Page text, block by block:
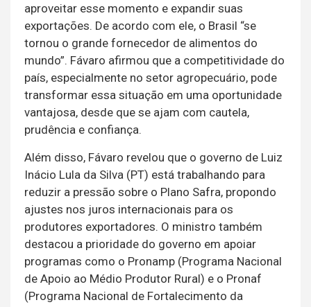
aproveitar esse momento e expandir suas
exportações. De acordo com ele, o Brasil “se
tornou o grande fornecedor de alimentos do
mundo”. Fávaro afirmou que a competitividade do
país, especialmente no setor agropecuário, pode
transformar essa situação em uma oportunidade
vantajosa, desde que se ajam com cautela,
prudência e confiança.
Além disso, Fávaro revelou que o governo de Luiz
Inácio Lula da Silva (PT) está trabalhando para
reduzir a pressão sobre o Plano Safra, propondo
ajustes nos juros internacionais para os
produtores exportadores. O ministro também
destacou a prioridade do governo em apoiar
programas como o Pronamp (Programa Nacional
de Apoio ao Médio Produtor Rural) e o Pronaf
(Programa Nacional de Fortalecimento da